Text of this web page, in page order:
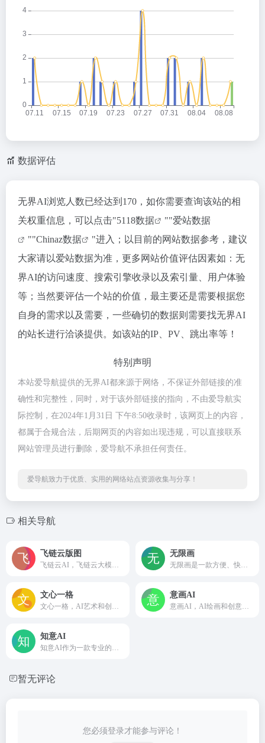
数据评估
无界AI浏览人数已经达到170，如你需要查询该站的相
关权重信息，可以点击"5118数据 ""爱站数据
""Chinaz数据
"进入；以目前的网站数据参考，建议
大家请以爱站数据为准，更多网站价值评估因素如：无
界AI的访问速度、搜索引擎收录以及索引量、用户体验
等；当然要评估一个站的价值，最主要还是需要根据您
自身的需求以及需要，一些确切的数据则需要找无界AI
的站长进行洽谈提供。如该站的IP、PV、跳出率等！
特别声明
本站爱导航提供的无界AI都来源于网络，不保证外部链接的准
确性和完整性，同时，对于该外部链接的指向，不由爱导航实
际控制，在2024年1月31日 下午8:50收录时，该网页上的内容，
都属于合规合法，后期网页的内容如出现违规，可以直接联系
网站管理员进行删除，爱导航不承担任何责任。
爱导航致力于优质、实用的网络站点资源收集与分享！
相关导航
飞链云版图 无限画
文心一格 意画AI
知意AI
暂无评论
您必须登录才能参与评论！